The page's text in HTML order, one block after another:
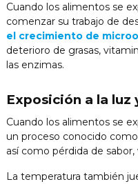
Cuando los alimentos se
comenzar su trabajo de
el crecimiento de
deterioro de grasas,
las enzimas.
Exposición a la
Cuando los alimentos se
un proceso conocido
así como pérdida de
La temperatura también